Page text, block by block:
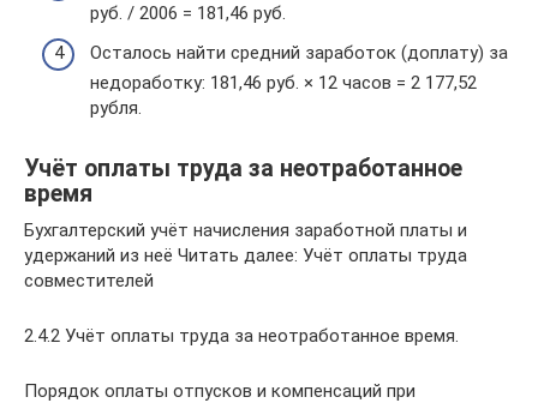
руб. / 2006 = 181,46 руб.
Осталось найти средний заработок (доплату) за
недоработку: 181,46 руб. × 12 часов = 2 177,52
рубля.
Учёт оплаты труда за неотработанное
время
Бухгалтерский учёт начисления заработной платы и
удержаний из неё Читать далее: Учёт оплаты труда
совместителей
2.4.2 Учёт оплаты труда за неотработанное время.
Порядок оплаты отпусков и компенсаций при